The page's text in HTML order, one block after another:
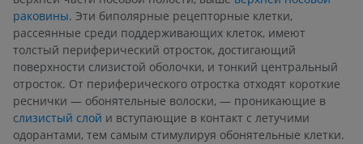
раковины. Эти биполярные рецепторные клетки,
рассеянные среди поддерживающих клеток, имеют
толстый периферический отросток, достигающий
поверхности слизистой оболочки, и тонкий центральный
отросток. От периферического отростка отходят короткие
реснички — обонятельные волоски, — проникающие в
слизистый слой и вступающие в контакт с летучими
одорантами, тем самым стимулируя обонятельные клетки.